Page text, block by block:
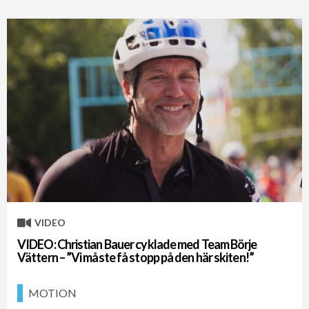
VIDEO
VIDEO: Christian Bauer cyklade med Team Börje
Vättern – ”Vi måste få stopp på den här skiten!”
MOTION